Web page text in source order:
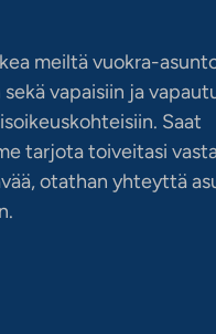
meiltä vuokra-
vapaisiin ja
Saat
tarjota toiveitasi
otathan yhteyttä